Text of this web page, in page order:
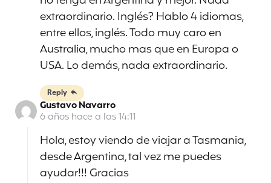
extraordinario. Inglés? Hablo 4 idiomas,
entre ellos, inglés. Todo muy caro en
Australia, mucho mas que en Europa o
USA. Lo demás, nada extraordinario.
Reply
Gustavo Navarro
6 años hace a las 14:11
Hola, estoy viendo de viajar a Tasmania,
desde Argentina, tal vez me puedes
ayudar!!! Gracias